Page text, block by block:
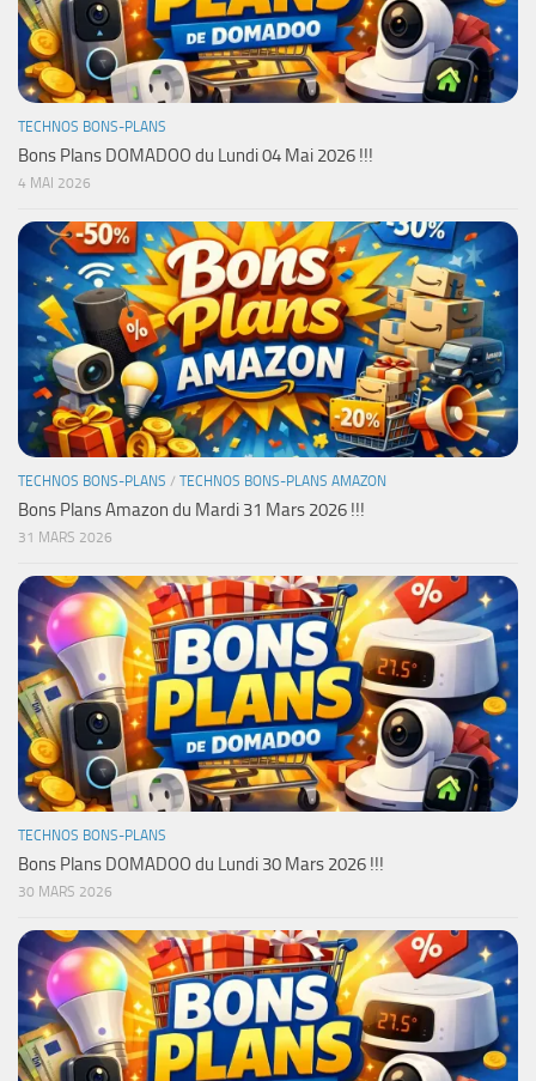
TECHNOS BONS-PLANS
Bons Plans DOMADOO du Lundi 04 Mai 2026 !!!
4 MAI 2026
TECHNOS BONS-PLANS / TECHNOS BONS-PLANS AMAZON
Bons Plans Amazon du Mardi 31 Mars 2026 !!!
31 MARS 2026
TECHNOS BONS-PLANS
Bons Plans DOMADOO du Lundi 30 Mars 2026 !!!
30 MARS 2026